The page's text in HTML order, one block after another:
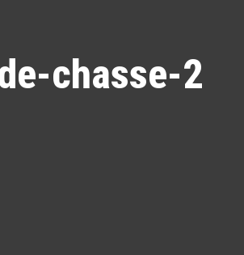
chasse-2